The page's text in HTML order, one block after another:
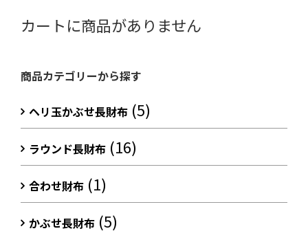
カートに商品がありません
商品カテゴリーから探す
ヘリ玉かぶせ長財布 (5)
ラウンド長財布 (16)
合わせ財布 (1)
かぶせ長財布 (5)